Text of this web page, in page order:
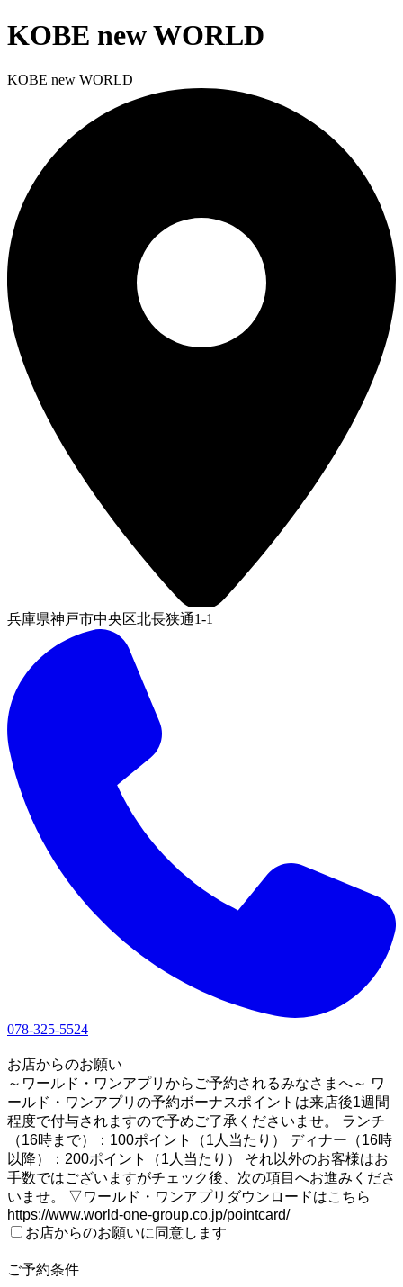
KOBE new WORLD
KOBE new WORLD
兵庫県神戸市中央区北長狭通1-1
078-325-5524
お店からのお願い
～ワールド・ワンアプリからご予約されるみなさまへ～ ワ
ールド・ワンアプリの予約ボーナスポイントは来店後1週間
程度で付与されますので予めご了承くださいませ。 ランチ
（16時まで）：100ポイント（1人当たり） ディナー（16時
以降）：200ポイント（1人当たり） それ以外のお客様はお
手数ではございますがチェック後、次の項目へお進みくださ
いませ。 ▽ワールド・ワンアプリダウンロードはこちら
https://www.world-one-group.co.jp/pointcard/
お店からのお願いに同意します
ご予約条件